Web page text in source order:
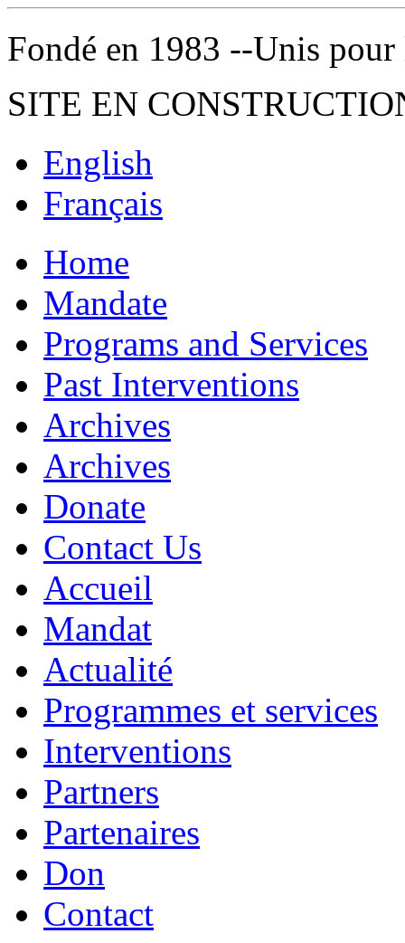
Fondé en 1983 --Unis
SITE EN
English
Français
Home
Mandate
Programs and Services
Past Interventions
Archives
Archives
Donate
Contact Us
Accueil
Mandat
Actualité
Programmes et services
Interventions
Partners
Partenaires
Don
Contact